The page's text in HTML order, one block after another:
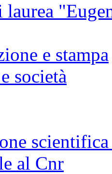
laurea
e stampa
società
al Cnr